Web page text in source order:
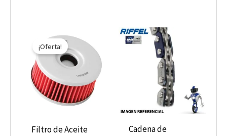
¡Oferta!
Filtro de Aceite
precio
original
era:
precio
actual
es:
$3.795.
Cadena de